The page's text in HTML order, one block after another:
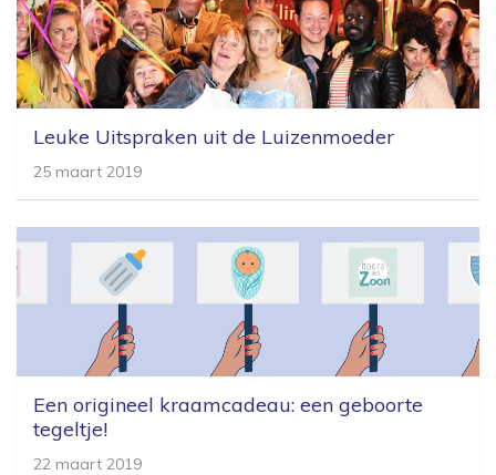
Leuke Uitspraken uit de Luizenmoeder
25 maart 2019
Een origineel kraamcadeau: een geboorte
tegeltje!
22 maart 2019